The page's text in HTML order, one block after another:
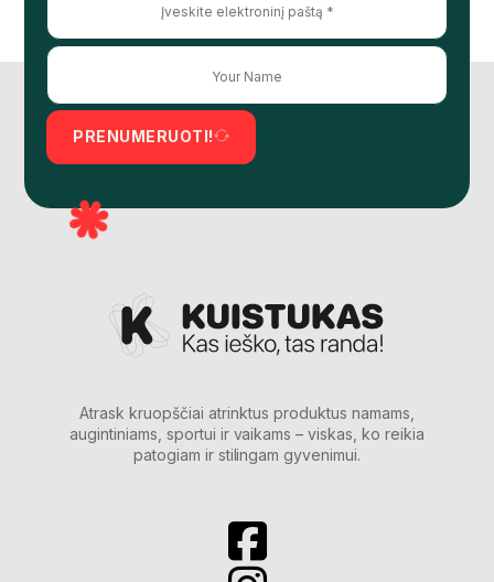
PRENUMERUOTI!
Atrask kruopščiai atrinktus produktus namams,
augintiniams, sportui ir vaikams – viskas, ko reikia
patogiam ir stilingam gyvenimui.